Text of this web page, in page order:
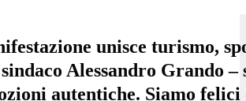
unisce turismo,
Alessandro Grando –
autentiche. Siamo felici